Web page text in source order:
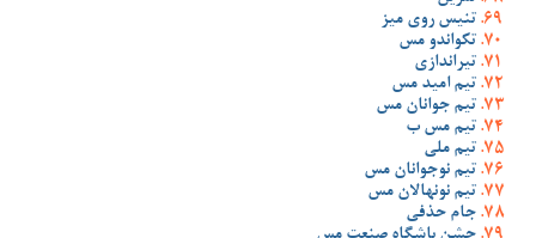
تنیس روی میز
تکواندو مس
تیراندازی
تیم امید مس
تیم جوانان مس
تیم مس ب
تیم ملی
تیم نوجوانان مس
تیم نونهالان مس
جام حذفی